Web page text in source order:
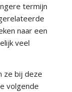
termijn
naar een
veel
ze bij deze
volgende